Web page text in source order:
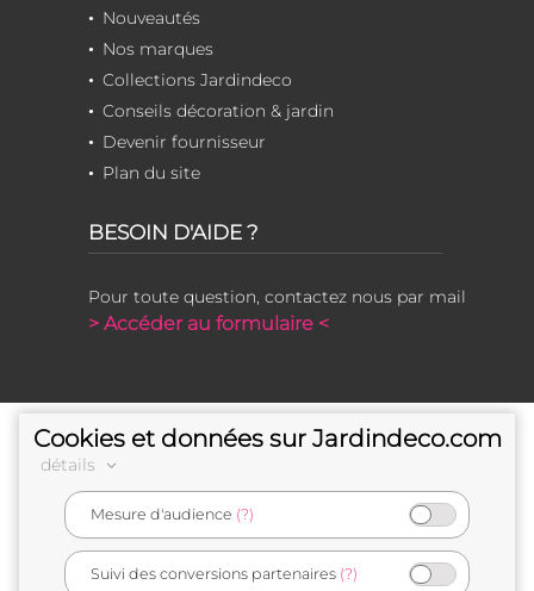
Nouveautés
Nos marques
Collections Jardindeco
Conseils décoration & jardin
Devenir fournisseur
Plan du site
BESOIN D'AIDE ?
Pour toute question, contactez nous par mail
> Accéder au formulaire <
e-commerçant français
Cookies et données sur Jardindeco.com
détails
Mesure d'audience (?)
Suivi des conversions partenaires (?)